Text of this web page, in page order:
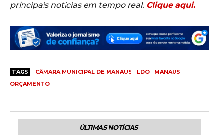
principais notícias em tempo real. Clique aqui.
TAGS CÂMARA MUNICIPAL DE MANAUS LDO
MANAUS
ORÇAMENTO
ÚLTIMAS NOTÍCIAS